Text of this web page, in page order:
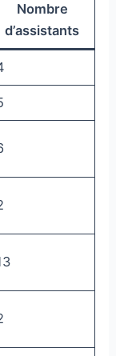
Nombre
d’assistants